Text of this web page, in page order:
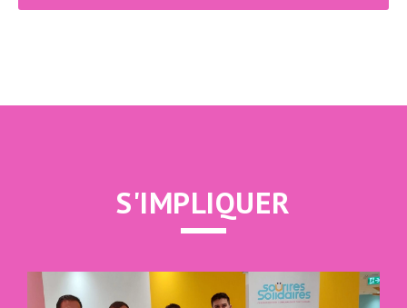
S'IMPLIQUER